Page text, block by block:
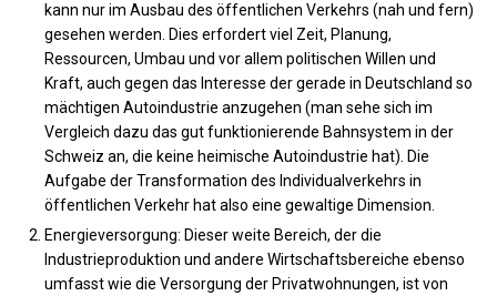
kann nur im Ausbau des öffentlichen Verkehrs (nah und fern)
gesehen werden. Dies erfordert viel Zeit, Planung,
Ressourcen, Umbau und vor allem politischen Willen und
Kraft, auch gegen das Interesse der gerade in Deutschland so
mächtigen Autoindustrie anzugehen (man sehe sich im
Vergleich dazu das gut funktionierende Bahnsystem in der
Schweiz an, die keine heimische Autoindustrie hat). Die
Aufgabe der Transformation des Individualverkehrs in
öffentlichen Verkehr hat also eine gewaltige Dimension.
Energieversorgung: Dieser weite Bereich, der die
Industrieproduktion und andere Wirtschaftsbereiche ebenso
umfasst wie die Versorgung der Privatwohnungen, ist von